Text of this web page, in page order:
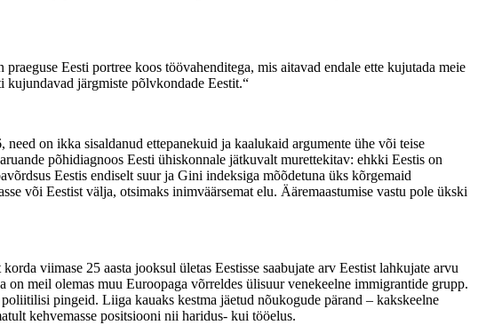
Eesti portree koos töövahenditega, mis aitavad endale ette kujutada meie
kujundavad järgmiste põlvkondade Eestit.“
on ikka sisaldanud ettepanekuid ja kaalukaid argumente ühe või teise
põhidiagnoos Eesti ühiskonnale jätkuvalt murettekitav: ehkki Eestis on
Eestis endiselt suur ja Gini indeksiga mõõdetuna üks kõrgemaid
või Eestist välja, otsimaks inimväärsemat elu. Ääremaastumise vastu pole ükski
viimase 25 aasta jooksul ületas Eestisse saabujate arv Eestist lahkujate arvu
meil olemas muu Euroopaga võrreldes ülisuur venekeelne immigrantide grupp.
pingeid. Liiga kauaks kestma jäetud nõukogude pärand – kakskeelne
kehvemasse positsiooni nii haridus- kui tööelus.